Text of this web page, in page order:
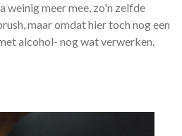
weinig meer mee, zo'n zelfde
maar omdat hier toch nog een
alcohol- nog wat verwerken.